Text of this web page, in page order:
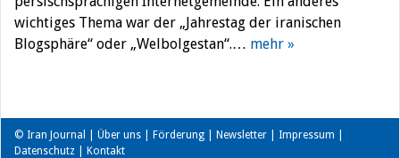
wichtiges Thema war der „Jahrestag der iranischen
Blogsphäre“ oder „Welbolgestan“.… mehr »
© Iran Journal | Über uns Förderung Newsletter Impressum
Datenschutz
Kontakt